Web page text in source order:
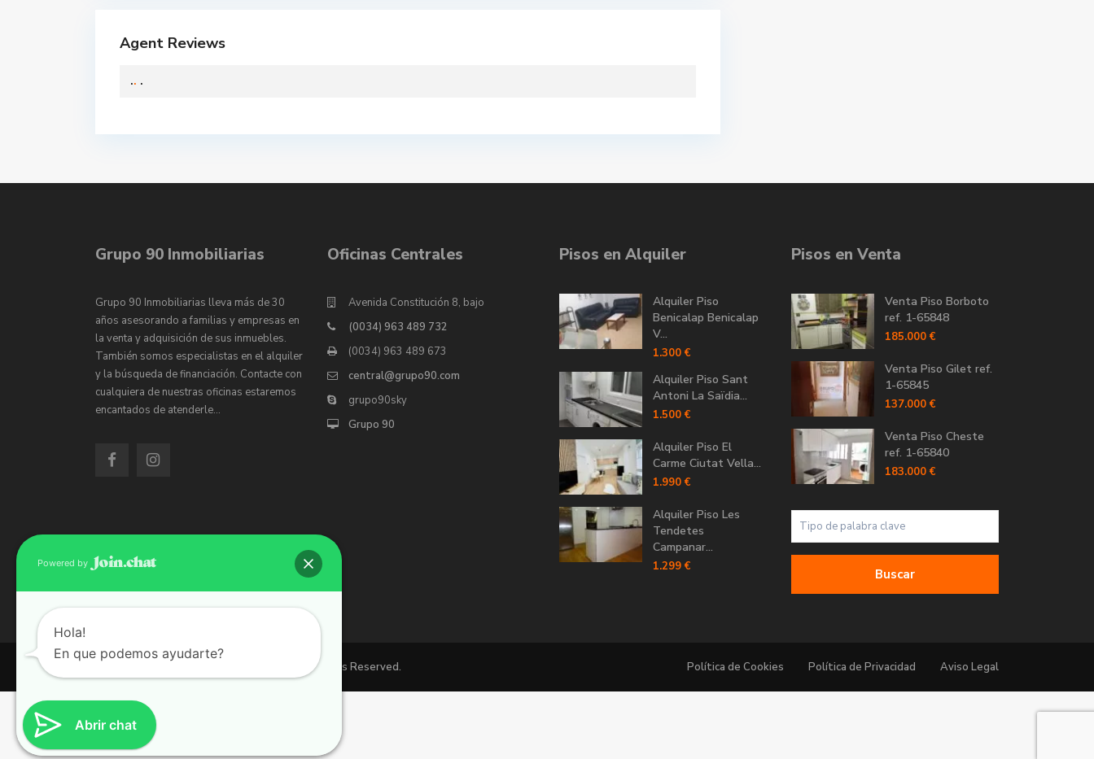
Agent Reviews
.. .
Grupo 90 Inmobiliarias
Grupo 90 Inmobiliarias lleva más de 30
años asesorando a familias y empresas en
la venta y adquisición de sus inmuebles.
También somos especialistas en el alquiler
y la búsqueda de financiación. Contacte con
cualquiera de nuestras oficinas estaremos
encantados de atenderle…
Oficinas Centrales
Avenida Constitución 8, bajo
(0034) 963 489 732
(0034) 963 489 673
central@grupo90.com
grupo90sky
Grupo 90
Pisos en Alquiler
Alquiler Piso
Benicalap Benicalap
V...
1.300 €
Alquiler Piso Sant
Antoni La Saïdia...
1.500 €
Alquiler Piso El
Carme Ciutat Vella...
1.990 €
Alquiler Piso Les
Tendetes
Campanar...
1.299 €
Pisos en Venta
Venta Piso Borboto
ref. 1-65848
185.000 €
Venta Piso Gilet ref.
1-65845
137.000 €
Venta Piso Cheste
ref. 1-65840
183.000 €
Buscar
Copyright 2026 | Grupo 90 inmobiliarias. All Rights Reserved. Política de Cookies Política de Privacidad Aviso Legal
Abrir chat
Powered by
Hola!
En que podemos ayudarte?